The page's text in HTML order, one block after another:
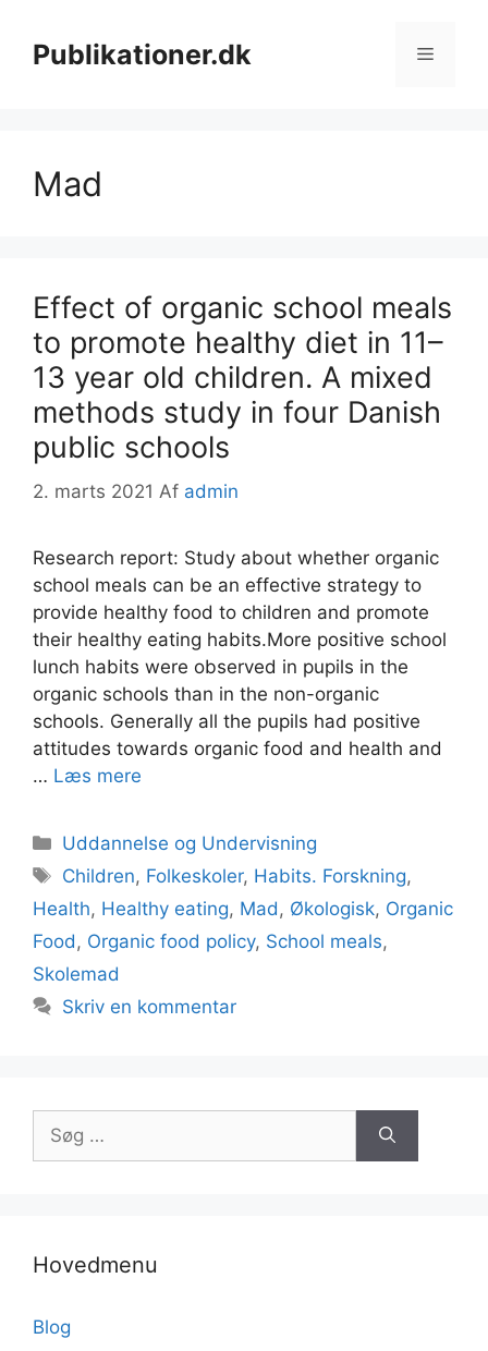
indholdPublikationer.dk Menu
Mad
Effect of organic school meals
to promote healthy diet in 11–
13 year old children. A mixed
methods study in four Danish
public schools
2. marts 2021 Af admin
Research report: Study about whether organic
school meals can be an effective strategy to
provide healthy food to children and promote
their healthy eating habits.More positive school
lunch habits were observed in pupils in the
organic schools than in the non-organic
schools. Generally all the pupils had positive
attitudes towards organic food and health and
… Læs mere
Kategorier
Uddannelse og Undervisning
Tags
Children, Folkeskoler, Habits. Forskning,
Health, Healthy eating, Mad , Økologisk, Organic
Food , Organic food policy, School meals,
Skolemad
Skriv en kommentar
efter:
Hovedmenu
Blog